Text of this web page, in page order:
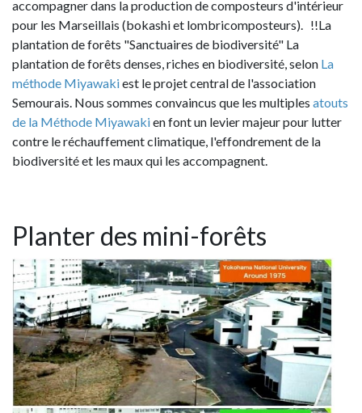
accompagner dans la production de composteurs d'intérieur
pour les Marseillais (bokashi et lombricomposteurs). !!La
plantation de forêts "Sanctuaires de biodiversité" La
plantation de forêts denses, riches en biodiversité, selon La
méthode Miyawakiest le projet central de l'association
Semourais. Nous sommes convaincus que les multiples atouts
de la Méthode Miyawakien font un levier majeur pour lutter
contre le réchauffement climatique, l'effondrement de la
biodiversité et les maux qui les accompagnent.
Planter des mini-forêts